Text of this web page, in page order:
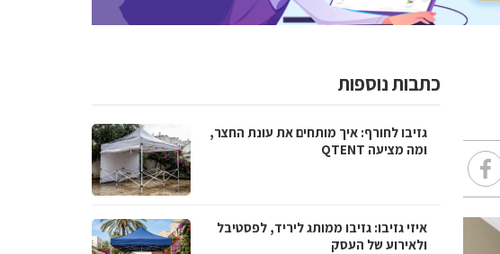
כתבות נוספות
גזיבו לחורף: איך מותחים את עונת החצר,
ומה מציעה QTENT
איזי גזיבו: גזיבו ממותג ליריד, לפסטיבל
ולאירוע של העסק